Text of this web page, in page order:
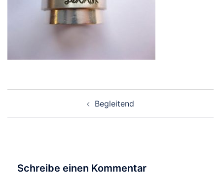
Begleitend
Schreibe einen Kommentar